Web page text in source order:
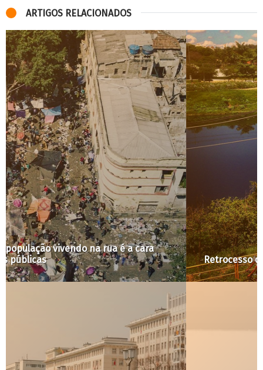
ARTIGOS RELACIONADOS
Retrocesso do Programa Marginal (In)Segura